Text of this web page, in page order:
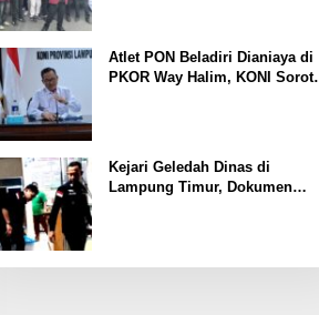
Atlet PON Beladiri Dianiaya di
PKOR Way Halim, KONI Soroti
Kejari Geledah Dinas di
Lampung Timur, Dokumen